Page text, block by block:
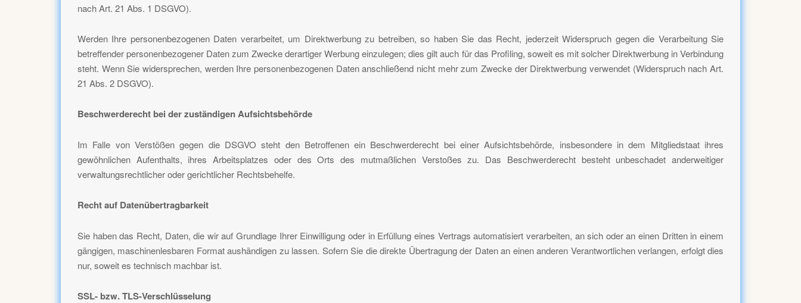
nach Art. 21 Abs. 1 DSGVO).
Werden Ihre personenbezogenen Daten verarbeitet, um Direktwerbung zu betreiben, so haben Sie das Recht, jederzeit Widerspruch gegen die Verarbeitung Sie
betreffender personenbezogener Daten zum Zwecke derartiger Werbung einzulegen; dies gilt auch für das Profiling, soweit es mit solcher Direktwerbung in Verbindung
steht. Wenn Sie widersprechen, werden Ihre personenbezogenen Daten anschließend nicht mehr zum Zwecke der Direktwerbung verwendet (Widerspruch nach Art.
21 Abs. 2 DSGVO).
Beschwerderecht bei der zuständigen Aufsichtsbehörde
Im Falle von Verstößen gegen die DSGVO steht den Betroffenen ein Beschwerderecht bei einer Aufsichtsbehörde, insbesondere in dem Mitgliedstaat ihres
gewöhnlichen Aufenthalts, ihres Arbeitsplatzes oder des Orts des mutmaßlichen Verstoßes zu. Das Beschwerderecht besteht unbeschadet anderweitiger
verwaltungsrechtlicher oder gerichtlicher Rechtsbehelfe.
Recht auf Datenübertragbarkeit
Sie haben das Recht, Daten, die wir auf Grundlage Ihrer Einwilligung oder in Erfüllung eines Vertrags automatisiert verarbeiten, an sich oder an einen Dritten in einem
gängigen, maschinenlesbaren Format aushändigen zu lassen. Sofern Sie die direkte Übertragung der Daten an einen anderen Verantwortlichen verlangen, erfolgt dies
nur, soweit es technisch machbar ist.
SSL- bzw. TLS-Verschlüsselung